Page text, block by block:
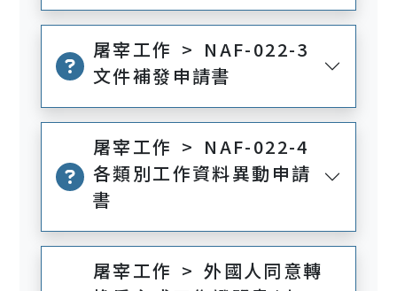
屠宰工作 > NAF-022-3
文件補發申請書
屠宰工作 > NAF-022-4
各類別工作資料異動申請
書
屠宰工作 > 外國人同意轉